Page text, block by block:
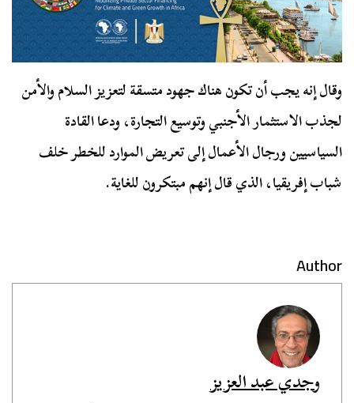
وقال إنه يجب أن تكون هناك جهود متسقة لتعزيز السلام والأمن
لجذب الاستثمار الأجنبي وتوسيع التجارة، ودعا القادة
السياسيين ورجال الأعمال إلى تعريض الموارد للخطر خلف
شباب إفريقيا، الذي قال إنهم مبتكرون للغاية.
Author
وجدي عبد العزيز